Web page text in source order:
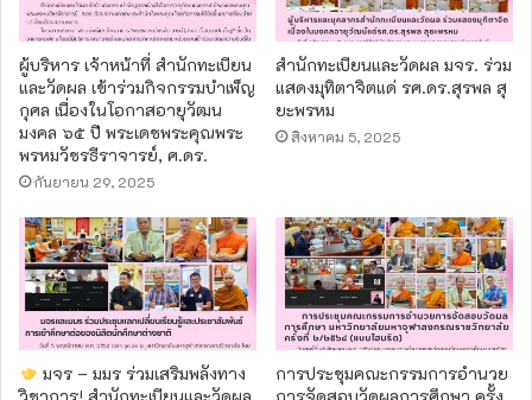
ผู้บริหาร เจ้าหน้าที่ สำนักทะเบียน
และวัดผล เข้าร่วมกิจกรรมบำเพ็ญ
กุศล เนื่องในโอกาสอายุวัฒน
มงคล ๖๕ ปี พระเดชพระคุณพระ
พรหมวัชรธีราจารย์, ศ.ดร.
กันยายน 29, 2025
สำนักทะเบียนและวัดผล มจร. ร่วม
แสดงมุทิตาจิตแด่ รศ.ดร.สุรพล สุ
ยะพรหม
สิงหาคม 5, 2025
มจร – มมร ร่วมเสริมพลังทาง
การประชุมคณะกรรมการอำนวย